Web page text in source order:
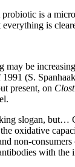
is a
is
be
(S.
present, on
slogan, but…
oxidative
non-
with